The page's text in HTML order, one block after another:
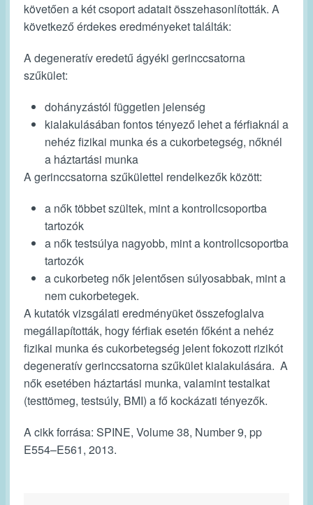
követően a két csoport adatait összehasonlították. A
következő érdekes eredményeket találták:
A degeneratív eredetű ágyéki gerinccsatorna
szűkület:
dohányzástól független jelenség
kialakulásában fontos tényező lehet a férfiaknál a
nehéz fizikai munka és a cukorbetegség, nőknél
a háztartási munka
A gerinccsatorna szűkülettel rendelkezők között:
a nők többet szültek, mint a kontrollcsoportba
tartozók
a nők testsúlya nagyobb, mint a kontrollcsoportba
tartozók
a cukorbeteg nők jelentősen súlyosabbak, mint a
nem cukorbetegek.
A kutatók vizsgálati eredményüket összefoglalva
megállapították, hogy férfiak esetén főként a nehéz
fizikai munka és cukorbetegség jelent fokozott rizikót
degeneratív gerinccsatorna szűkület kialakulására. A
nők esetében háztartási munka, valamint testalkat
(testtömeg, testsúly, BMI) a fő kockázati tényezők.
A cikk forrása: SPINE, Volume 38, Number 9, pp
E554–E561, 2013.